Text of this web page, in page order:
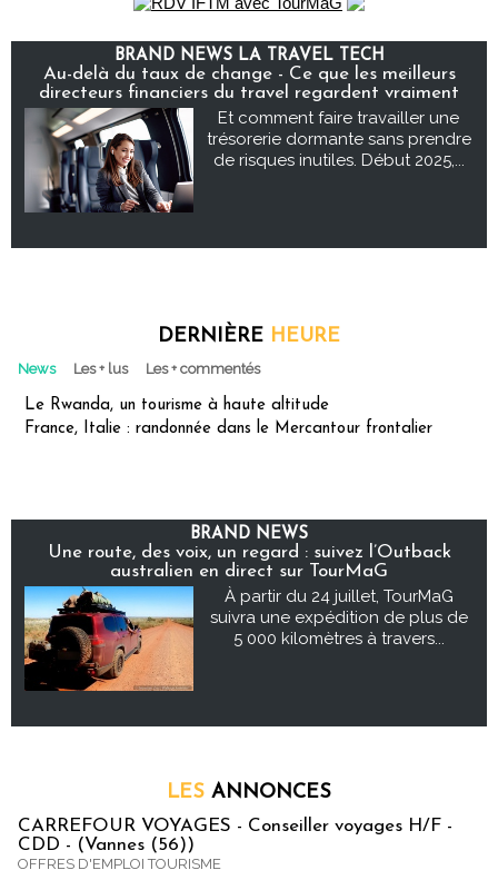
BRAND NEWS LA TRAVEL TECH
Au-delà du taux de change - Ce que les meilleurs
directeurs financiers du travel regardent vraiment
Et comment faire travailler une
trésorerie dormante sans prendre
de risques inutiles. Début 2025,...
DERNIÈRE HEURE
News Les + lus Les + commentés
Le Rwanda, un tourisme à haute altitude
France, Italie : randonnée dans le Mercantour frontalier
BRAND NEWS
Une route, des voix, un regard : suivez l’Outback
australien en direct sur TourMaG
À partir du 24 juillet, TourMaG
suivra une expédition de plus de
5 000 kilomètres à travers...
LES ANNONCES
CARREFOUR VOYAGES - Conseiller voyages H/F -
CDD - (Vannes (56))
OFFRES D'EMPLOI TOURISME